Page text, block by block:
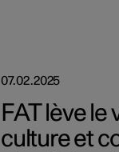
07.02.2025
FAT lève le
culture et